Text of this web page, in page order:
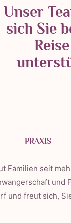
Unser
sich Sie
PRAXIS
Familien seit
und
und freut sich,